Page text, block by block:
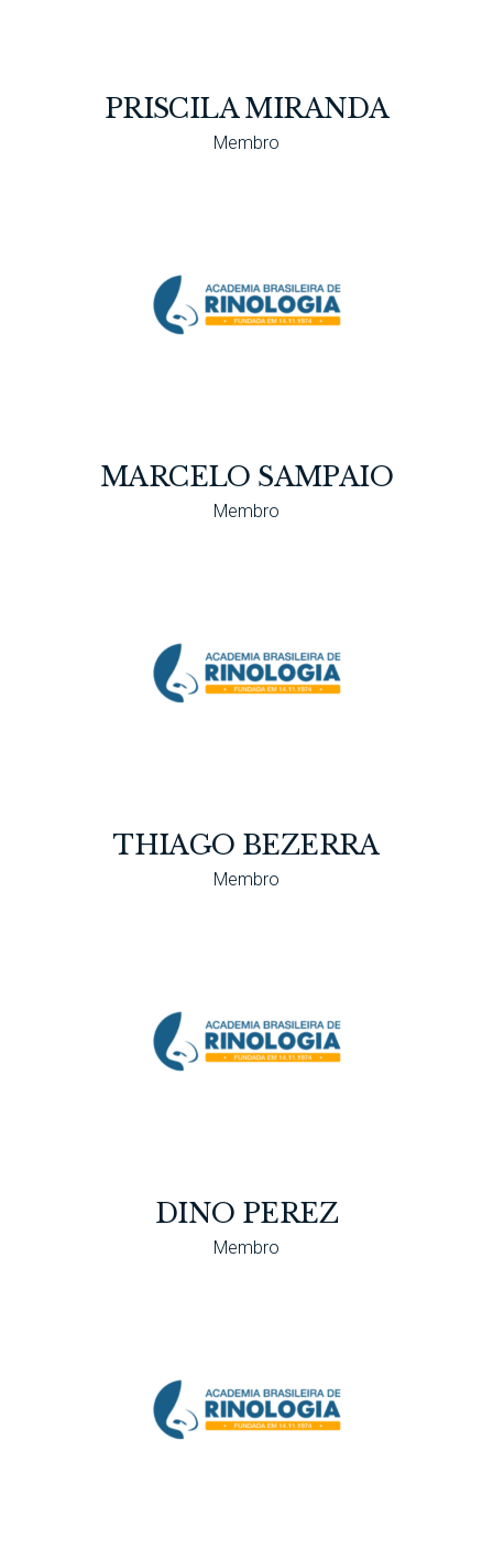
PRISCILA MIRANDA
Membro
MARCELO SAMPAIO
Membro
THIAGO BEZERRA
Membro
DINO PEREZ
Membro